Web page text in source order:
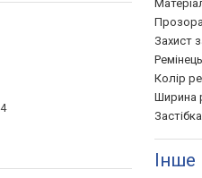
Захист
Ремінець
Колір
Ширина
Застібка
Інше